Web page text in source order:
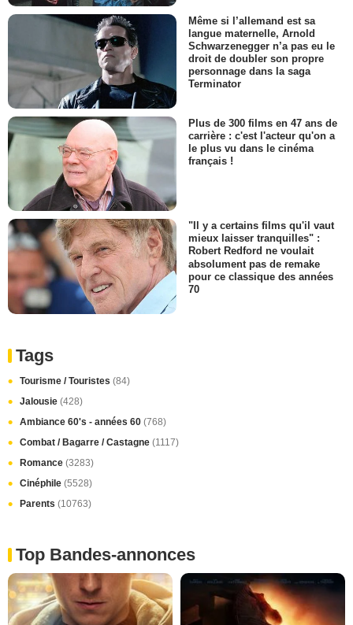
Même si l’allemand est sa
langue maternelle, Arnold
Schwarzenegger n’a pas eu le
droit de doubler son propre
personnage dans la saga
Terminator
Plus de 300 films en 47 ans de
carrière : c'est l'acteur qu'on a
le plus vu dans le cinéma
français !
"Il y a certains films qu'il vaut
mieux laisser tranquilles" :
Robert Redford ne voulait
absolument pas de remake
pour ce classique des années
70
Tags
Tourisme / Touristes (84)
Jalousie (428)
Ambiance 60's - années 60 (768)
Combat / Bagarre / Castagne (1117)
Romance (3283)
Cinéphile (5528)
Parents (10763)
Top Bandes-annonces